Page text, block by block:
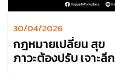
30/04/2026
กฎหมายเปลี่ยน สุข
ภาวะต้องปรับ เจาะลึก